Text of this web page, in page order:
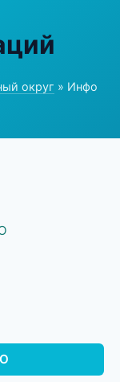
округ » Инфо